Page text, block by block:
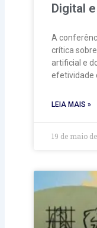
Digital
A
crítica
artificial e
efetividade
LEIA MAIS »
19 de maio